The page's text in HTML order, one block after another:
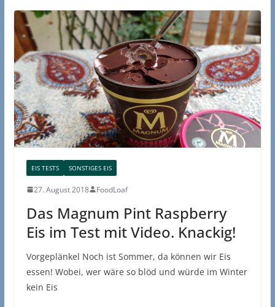
EIS TESTS SONSTIGES EIS
27. August 2018 FoodLoaf
Das Magnum Pint Raspberry
Eis im Test mit Video. Knackig!
Vorgeplänkel Noch ist Sommer, da können wir Eis
essen! Wobei, wer wäre so blöd und würde im Winter
kein Eis